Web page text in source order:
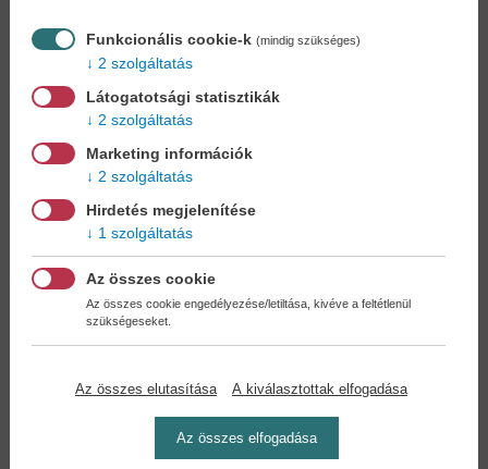
Edward állatsereglete
- 50...
Kerry Lord
24,04 €20,90 €
Funkcionális cookie-k (mindig szükséges)
2 szolgáltatás
Látogatotsági statisztikák
2 szolgáltatás
Marketing információk
2 szolgáltatás
Hirdetés megjelenítése
1 szolgáltatás
Az összes cookie
Az összes cookie engedélyezése/letiltása, kivéve a feltétlenül
szükségeseket.
Az összes elutasítása A kiválasztottak elfogadása
Az összes elfogadása